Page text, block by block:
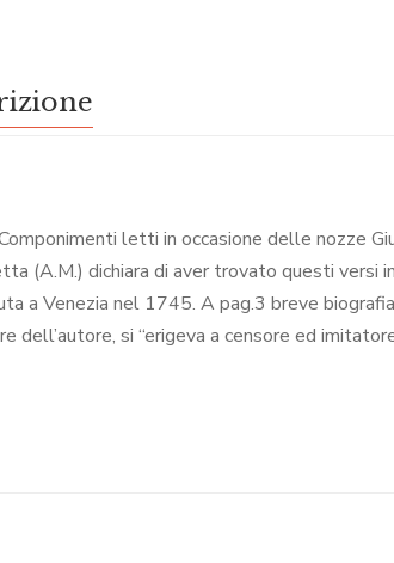
letti in occasione delle nozze
(A.M.) dichiara di aver trovato questi versi
a Venezia nel 1745. A pag.3 breve biografia
dell’autore, si “erigeva a censore ed